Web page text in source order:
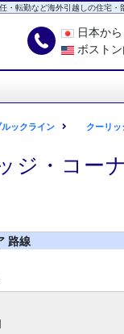
・転勤など海外引越しの住宅・
日本か
ボスト
ルックライン クーリ
ジ・コー
路線